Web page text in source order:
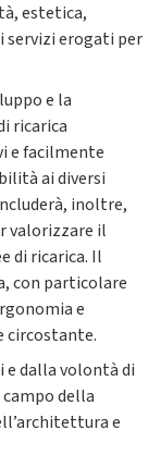
estetica,
servizi erogati per
e la
ricarica
e facilmente
ai diversi
inoltre,
valorizzare il
di ricarica. Il
con particolare
e
circostante.
e dalla volontà di
della
e